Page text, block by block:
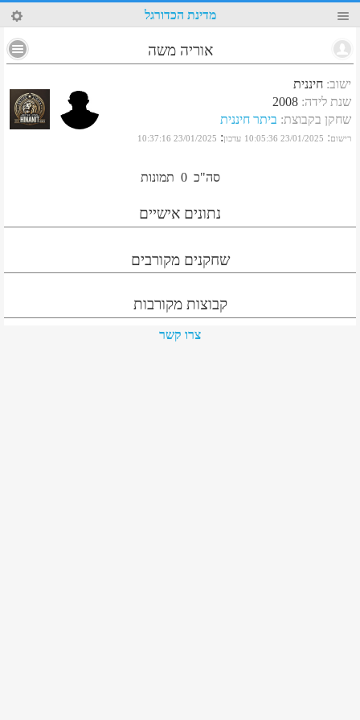
7 מדינת הכדורגל
אוריה משה
ישוב: חיננית
שנת לידה:
2008
שחקן בקבוצת: ביתר חיננית
רישום:
23/01/2025 10:05:36 עדכון:
23/01/2025 10:37:16
סה"כ 0 תמונות
נתונים אישיים
שחקנים מקורבים
קבוצות מקורבות
צרו קשר